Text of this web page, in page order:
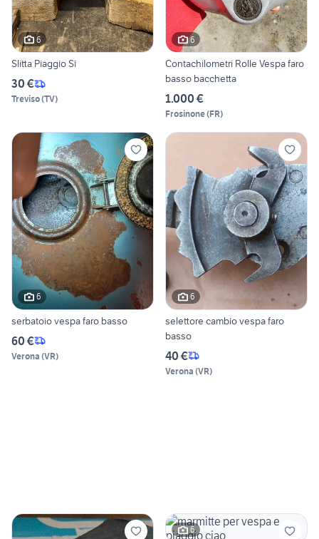
6
Slitta Piaggio Si
30 €
Treviso(TV)
6
Contachilometri Rolle Vespa faro
basso bacchetta
1.000 €
Frosinone(FR)
6
serbatoio vespa faro basso
60 €
Verona (VR)
6
selettore cambio vespa faro
basso
40 €
Verona (VR)
6